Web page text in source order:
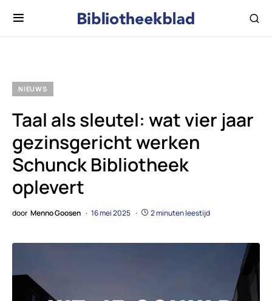
NIEUWS
Taal als sleutel: wat vier jaar
gezinsgericht werken
Schunck Bibliotheek
oplevert
door Menno Goosen 16 mei 2025 2 minuten leestijd